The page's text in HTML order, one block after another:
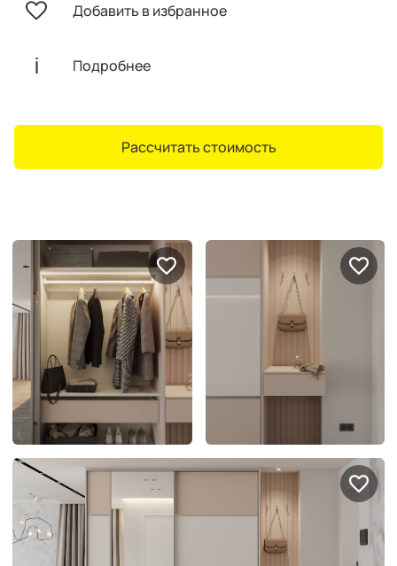
Портфолио проектов
интерьеров
Найдите своё
вдохновение
Блог
Правило мокрых рук: как
спроектировать мебель в
ванной, чтобы не открывать
ящики сто раз
Витрина как в бутике:
стекла для
которые покажут всё в
лучшем виде
Добавить в избранное
Подробнее
Рассчитать стоимость